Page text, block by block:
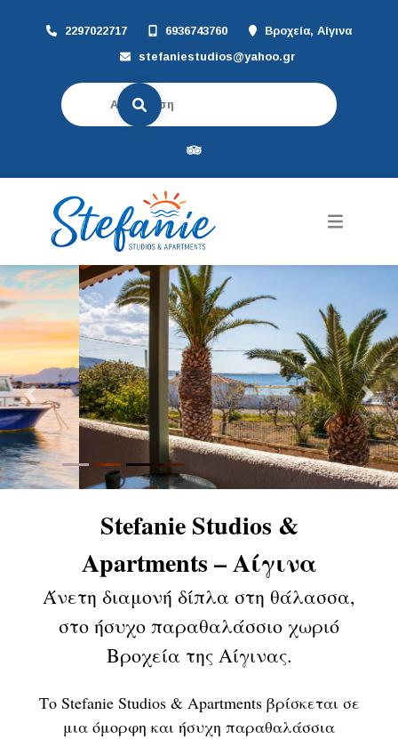
2297022717 6936743760
Βροχεία, Αίγινα
stefaniestudios@yahoo.gr
Previous Next
Stefanie Studios &
Apartments – Αίγινα
Άνετη διαμονή δίπλα στη θάλασσα,
στο ήσυχο παραθαλάσσιο χωριό
Βροχεία της Αίγινας.
Το Stefanie Studios & Apartments βρίσκεται σε
μια όμορφη και ήσυχη παραθαλάσσια